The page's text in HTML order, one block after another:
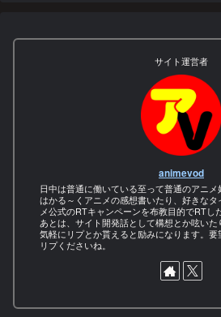
サイト運営者
animevod
日中は普通に働いている至って普通のアニ
はかる～くアニメの感想書いたり、好きなタ
メ公式のRTキャンペーンを布教目的でRTし
あとは、サイト開発話として構想とか呟いた
気軽にリプとか貰えると励みになります。
リプくださいね。